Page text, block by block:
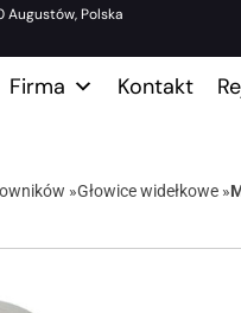
Augustów, Polska
Firma Kontakt
»Głowice widełkowe »